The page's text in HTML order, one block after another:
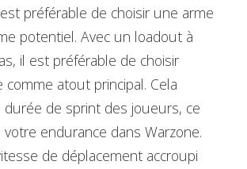
préférable de choisir une arme
potentiel. Avec un loadout à
il est préférable de choisir
comme atout principal. Cela
durée de sprint des joueurs, ce
endurance dans Warzone.
de déplacement accroupi